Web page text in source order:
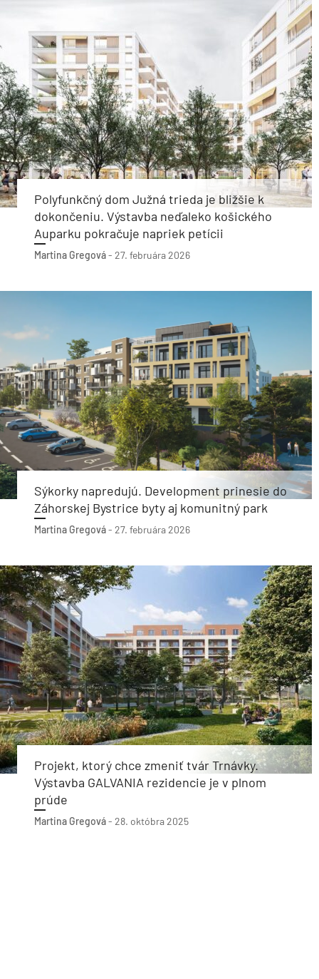
Polyfunkčný dom Južná trieda je bližšie k
dokončeniu. Výstavba neďaleko košického
Auparku pokračuje napriek petícii
Martina Gregová- 27. februára 2026
Sýkorky napredujú. Development prinesie do
Záhorskej Bystrice byty aj komunitný park
Martina Gregová- 27. februára 2026
Projekt, ktorý chce zmeniť tvár Trnávky.
Výstavba GALVANIA rezidencie je v plnom
prúde
Martina Gregová- 28. októbra 2025